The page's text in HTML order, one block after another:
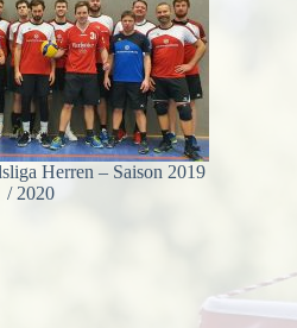
Herren – Saison 2019
/ 2020